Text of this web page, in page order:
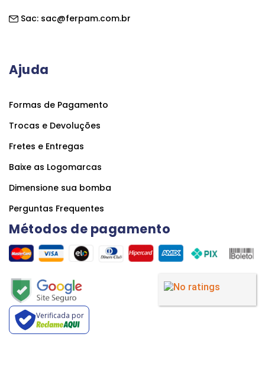
Sac: sac@ferpam.com.br
Ajuda
Formas de Pagamento
Trocas e Devoluções
Fretes e Entregas
Baixe as Logomarcas
Dimensione sua bomba
Perguntas Frequentes
Métodos de pagamento
Verificada por